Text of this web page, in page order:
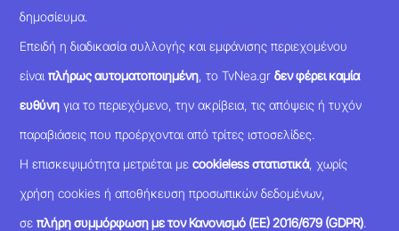
δημοσίευμα.
Επειδή η διαδικασία συλλογής και εμφάνισης περιεχομένου
είναιπλήρως αυτοματοποιημένη , το TvNea.grδεν φέρει καμία
ευθύνη για το περιεχόμενο, την ακρίβεια, τις απόψεις ή τυχόν
παραβιάσεις που προέρχονται από τρίτες ιστοσελίδες.
Η επισκεψιμότητα μετριέται μεcookieless στατιστικά, χωρίς
χρήση cookies ή αποθήκευση προσωπικών δεδομένων,
σεπλήρη συμμόρφωση με τον Κανονισμό (ΕΕ) 2016/679 (GDPR).